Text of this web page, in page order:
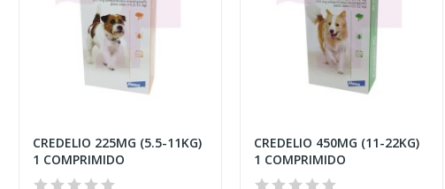
CREDELIO 225MG (5.5-11KG)
1 COMPRIMIDO
CREDELIO 450MG (11-22KG)
1 COMPRIMIDO